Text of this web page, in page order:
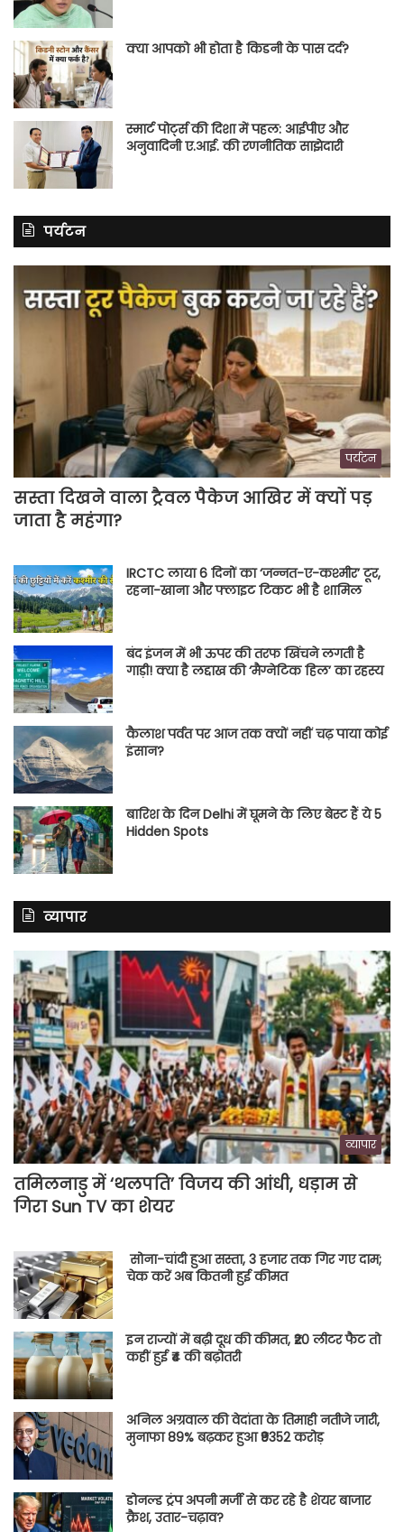
क्या आपको भी होता है किडनी के पास दर्द?
स्मार्ट पोर्ट्स की दिशा में पहल: आईपीए और
अनुवादिनी ए.आई. की रणनीतिक साझेदारी
पर्यटन
पर्यटन
सस्ता दिखने वाला ट्रैवल पैकेज आखिर में क्यों पड़
जाता है महंगा?
IRCTC लाया 6 दिनों का ‘जन्नत-ए-कश्मीर’ टूर,
रहना-खाना और फ्लाइट टिकट भी है शामिल
बंद इंजन में भी ऊपर की तरफ खिंचने लगती है
गाड़ी! क्या है लद्दाख की ‘मैग्नेटिक हिल’ का रहस्य
कैलाश पर्वत पर आज तक क्यों नहीं चढ़ पाया कोई
इंसान?
बारिश के दिन Delhi में घूमने के लिए बेस्ट हैं ये 5
Hidden Spots
व्यापार
व्यापार
तमिलनाडु में ‘थलपति’ विजय की आंधी, धड़ाम से
गिरा Sun TV का शेयर
सोना-चांदी हुआ सस्ता, 3 हजार तक गिर गए दाम;
चेक करें अब कितनी हुई कीमत
इन राज्यों में बढ़ी दूध की कीमत, ₹20 लीटर फैट तो
कहीं हुई ₹4 की बढ़ोतरी
अनिल अग्रवाल की वेदांता के तिमाही नतीजे जारी,
मुनाफा 89% बढ़कर हुआ ₹9352 करोड़
डोनल्ड ट्रंप अपनी मर्जी से कर रहे है शेयर बाजार
क्रैश, उतार-चढ़ाव?